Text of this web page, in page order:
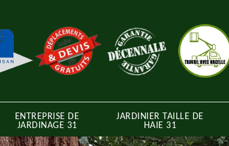
ENTREPRISE DE
JARDINAGE 31
JARDINIER TAILLE DE
HAIE 31